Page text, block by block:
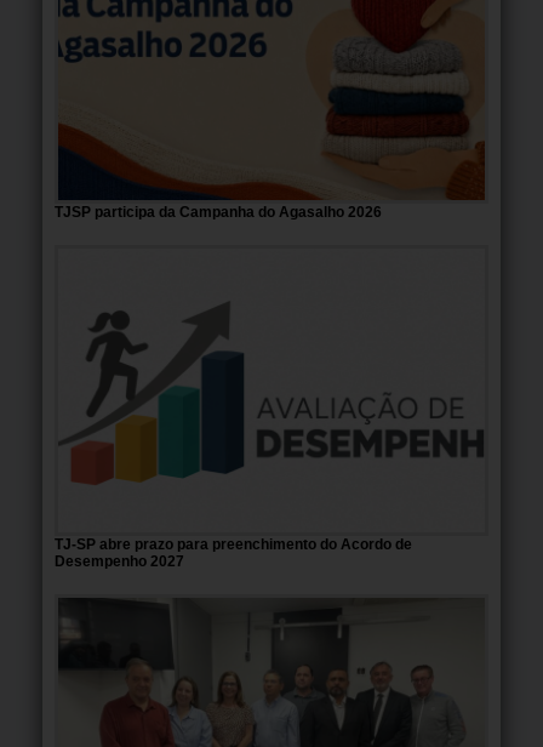
TJSP participa da Campanha do Agasalho 2026
TJ-SP abre prazo para preenchimento do Acordo de
Desempenho 2027